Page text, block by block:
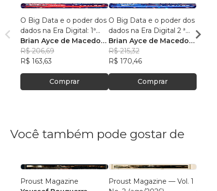
O Big Data e o poder dos
dados na Era Digital: 1ª
Edição.
Brian Ayce de Macedo
Marinho
R$ 206,69
R$ 163,63
Comprar
O Big Data e o poder dos
dados na Era Digital 2 ª
Edição:
Brian Ayce de Macedo
Marinho
R$ 215,32
R$ 170,46
Comprar
Você também pode gostar de
Proust Magazine
Proust Magazine — Vol. 1